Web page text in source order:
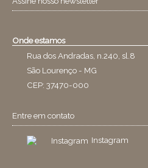
Onde estamos
Rua dos Andradas, n.240, sl.8
São Lourenço - MG
CEP: 37470-000
Entre em contato
Instagram